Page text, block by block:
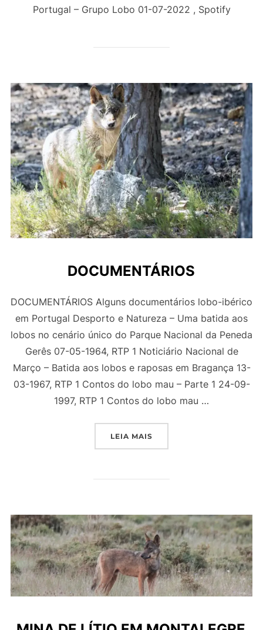
Portugal – Grupo Lobo 01-07-2022 , Spotify
DOCUMENTÁRIOS
DOCUMENTÁRIOS Alguns documentários lobo-ibérico
em Portugal Desporto e Natureza – Uma batida aos
lobos no cenário único do Parque Nacional da Peneda
Gerês 07-05-1964, RTP 1 Noticiário Nacional de
Março – Batida aos lobos e raposas em Bragança 13-
03-1967, RTP 1 Contos do lobo mau – Parte 1 24-09-
1997, RTP 1 Contos do lobo mau …
LEIA MAIS